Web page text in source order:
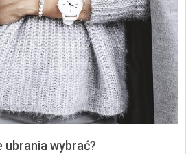
wybrać?